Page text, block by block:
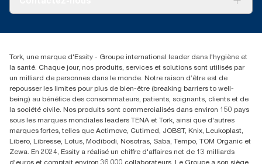
01 85 07 92 00
Tork, une marque d'Essity - Groupe international leader dans l'hygiène et
la santé. Chaque jour, nos produits, services et solutions sont utilisés par
un milliard de personnes dans le monde. Notre raison d’être est de
repousser les limites pour plus de bien-être (breaking barriers to well-
being) au bénéfice des consommateurs, patients, soignants, clients et de
la société civile. Nos produits sont commercialisés dans environ 150 pays
sous les marques mondiales leaders TENA et Tork, ainsi que d'autres
marques fortes, telles que Actimove, Cutimed, JOBST, Knix, Leukoplast,
Libero, Libresse, Lotus, Modibodi, Nosotras, Saba, Tempo, TOM Organic et
Zewa. En 2024, Essity a réalisé un chiffre d'affaires net de 13 milliards
d'euros et comptait environ 36.000 collaborateurs. Le Groupe a son siège